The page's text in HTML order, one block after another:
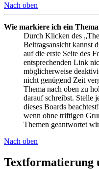
Nach oben
Wie markiere ich ein Thema
Durch Klicken des
Beitragsansicht kannst
auf die erste Seite des
entsprechenden Link
möglicherweise
nicht genügend Zeit
Thema nach oben zu
darauf schreibst. Stelle
dieses Boards
wenn ohne triftigen
Themen geantwortet
Nach oben
Textformatierung